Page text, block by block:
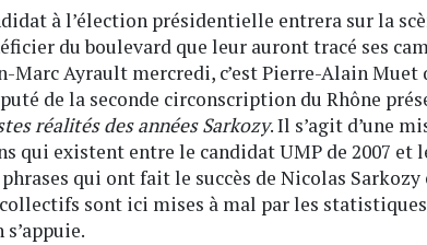
à l’élection présidentielle entrera sur la
du boulevard que leur auront tracé ses
Marc Ayrault mercredi, c’est Pierre-Alain
de la seconde circonscription du Rhône
réalités des années Sarkozy. Il s’agit d’une
qui existent entre le candidat UMP de 2007 et
phrases qui ont fait le succès de Nicolas
sont ici mises à mal par les